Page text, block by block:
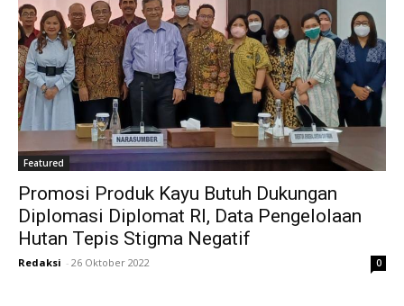
Featured
Promosi Produk Kayu Butuh Dukungan
Diplomasi Diplomat RI, Data Pengelolaan
Hutan Tepis Stigma Negatif
Redaksi - 26 Oktober 2022 0